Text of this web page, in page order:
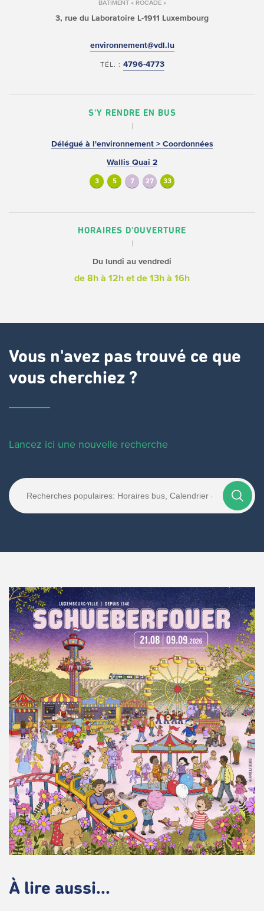
BÂTIMENT « ROCADE »
3, rue du Laboratoire L-1911 Luxembourg
environnement@vdl.lu
TÉL. : 4796-4773
S'Y RENDRE EN BUS
Délégué à l'environnement > Coordonnées
Wallis Quai 2
3 5 7 27 33
HORAIRES D'OUVERTURE
Du lundi au vendredi
de 8h à 12h et de 13h à 16h
Vous n'avez pas trouvé ce que
vous cherchiez ?
Lancez ici une nouvelle recherche
À lire aussi...